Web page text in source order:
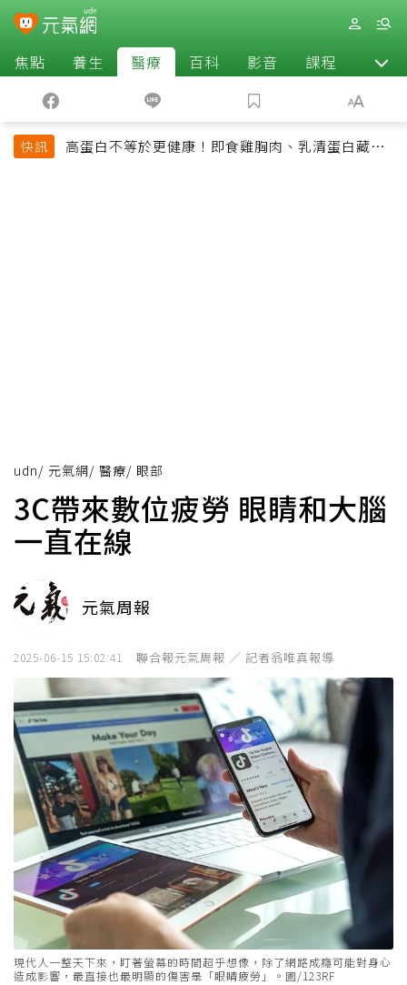
焦點 養生 醫療 百科 影音 課程 退休
快訊
高蛋白不等於更健康！即食雞胸肉、乳清蛋白藏陷
udn/ 元氣網/ 醫療/ 眼部
3C帶來數位疲勞 眼睛和大腦
一直在線
元氣周報
2025-06-15 15:02:41 聯合報元氣周報 ／ 記者翁唯真報導
現代人一整天下來，盯著螢幕的時間超乎想像，除了網路成癮可能對身心
造成影響，最直接也最明顯的傷害是「眼睛疲勞」。圖/123RF